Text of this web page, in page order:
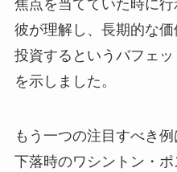
焦点を当てていた時に行
彼が理解し、長期的な
投資するというバフェ
を示しました。
もう一つの注目すべき
下落時のワシントン・